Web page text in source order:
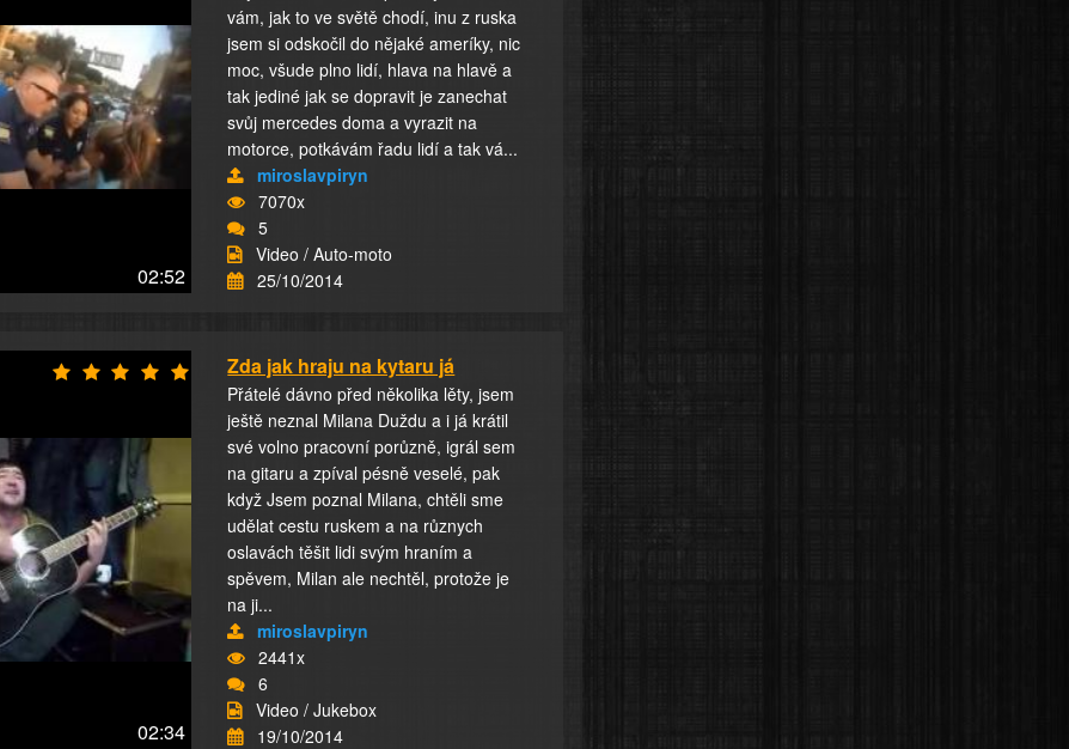
02:52
vám, jak to ve světě chodí, inu z ruska
jsem si odskočil do nějaké ameríky, nic
moc, všude plno lidí, hlava na hlavě a
tak jediné jak se dopravit je zanechat
svůj mercedes doma a vyrazit na
motorce, potkávám řadu lidí a tak vá...
miroslavpiryn
7070x
5
Video / Auto-moto
25/10/2014
02:34
Zda jak hraju na kytaru já
Přátelé dávno před několika lěty, jsem
ještě neznal Milana Duždu a i já krátil
své volno pracovní porůzně, igrál sem
na gitaru a zpíval pésně veselé, pak
když Jsem poznal Milana, chtěli sme
udělat cestu ruskem a na různych
oslavách těšit lidi svým hraním a
spěvem, Milan ale nechtěl, protože je
na ji...
miroslavpiryn
2441x
6
Video / Jukebox
19/10/2014